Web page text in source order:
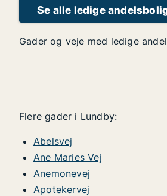
Se alle ledige
Gader og veje med ledige
Flere gader i Lundby:
Abelsvej
Ane Maries Vej
Anemonevej
Apotekervej